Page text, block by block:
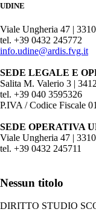
UDINE
Viale Ungheria 47 |
tel. +39 0432 245772
info.udine@ardis.fvg.it
SEDE LEGALE E
Salita M. Valerio 3 |
tel. +39 040 3595326
P.IVA / Codice Fiscale
SEDE OPERATIVA
Viale Ungheria 47 |
tel. +39 0432 245711
Nessun titolo
DIRITTO STUDIO